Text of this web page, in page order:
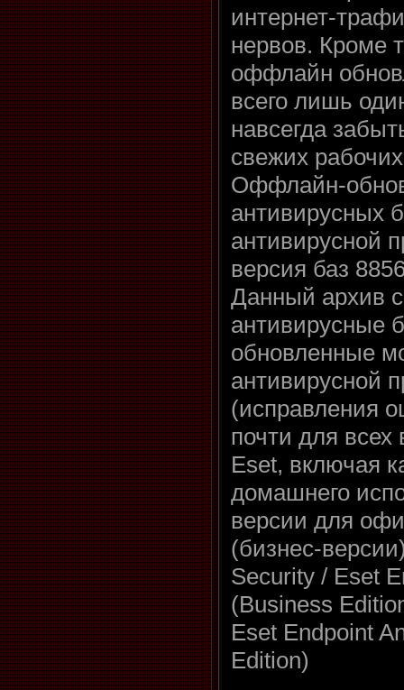
интернет-
нервов. Кроме
оффлайн
всего лишь
навсегда
свежих
Оффлайн-
антивирусных
антивирусной
версия баз
Данный архив
антивирусные
обновленные
антивирусной
(исправления
почти для всех
Eset, включая
домашнего
версии для
(бизнес-
Security / Eset
(Business
Eset Endpoint
Edition)